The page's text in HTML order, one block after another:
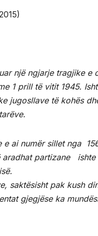
një ngjarje tragjike e
1 prill të vitit 1945.
jugosllave të kohës
e ai numër sillet nga
aradhat partizane ishte
saktësisht pak kush
gjegjëse ka